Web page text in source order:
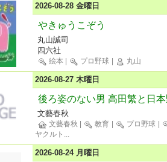
2026-08-28 金曜日
やきゅうこぞう
丸山誠司
四六社
絵本 プロ野球 丸山
2026-08-27 木曜日
後ろ姿のない男 高田繁と日
文藝春秋
文藝春秋 教育 プロ野球
ヤクルト ...
2026-08-24 月曜日